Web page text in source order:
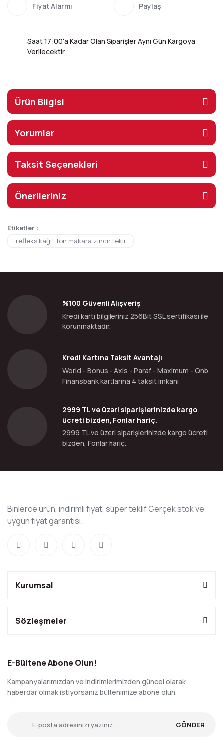
Fiyat Alarmı Paylaş
Saat 17:00'a Kadar Olan Siparişler Aynı Gün Kargoya
Verilecektir
Ürün Bilgisi
Yorumlar
Taksit Seçenekleri
Önerileriniz
Etiketler :
refleks kağıt fon makara zincir tekli
%100 Güvenli Alışveriş
Kredi kartı bilgileriniz 256Bit SSL sertifikası ile
korunmaktadır.
Kredi Kartına Taksit Avantajı
World - Bonus - Axis - Paraf - Maximum - Qnb
Finansbank kartlarına 4 taksit imkanı
2999 TL ve üzeri siparişlerinizde kargo
ücreti bizden, Fonlar hariç.
2999 TL ve üzeri siparişlerinizde kargo ücreti
bizden, Fonlar hariç.
Binlerce ürün, indirimli fiyat, süper teklif Gerçek stok ve
uygun fiyat garantisi.
Kurumsal
Sözleşmeler
E-Bültene Abone Olun!
Kampanyalarımızdan ve indirimlerimizden güncel olarak
haberdar olmak istiyorsanız bültenimize abone olun.
GÖNDER